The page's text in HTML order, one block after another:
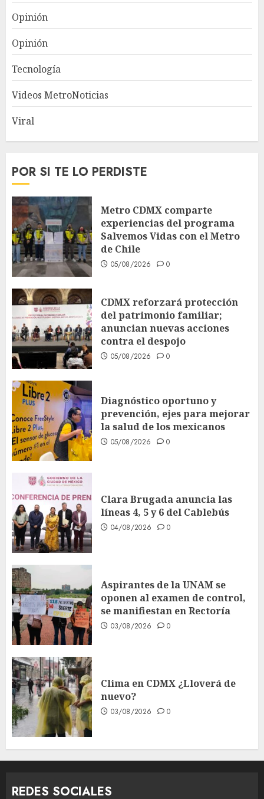
Opinión
Opinión
Tecnología
Videos MetroNoticias
Viral
POR SI TE LO PERDISTE
Metro CDMX comparte
experiencias del programa
Salvemos Vidas con el Metro
de Chile
05/08/2026 0
CDMX reforzará protección
del patrimonio familiar;
anuncian nuevas acciones
contra el despojo
05/08/2026 0
Diagnóstico oportuno y
prevención, ejes para mejorar
la salud de los mexicanos
05/08/2026 0
Clara Brugada anuncia las
líneas 4, 5 y 6 del Cablebús
04/08/2026 0
Aspirantes de la UNAM se
oponen al examen de control,
se manifiestan en Rectoría
03/08/2026 0
Clima en CDMX ¿Lloverá de
nuevo?
03/08/2026 0
REDES SOCIALES